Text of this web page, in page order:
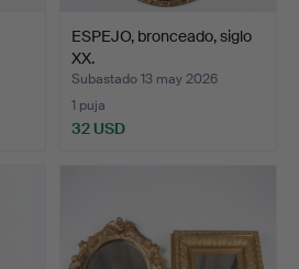
ESPEJO, bronceado, siglo
XX.
Subastado 13 may 2026
1 puja
32 USD